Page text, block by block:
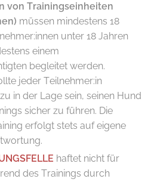
von Trainingseinheiten
müssen mindestens 18
unter 18 Jahren
einem
begleitet werden.
jeder Teilnehmer:in
in der Lage sein, seinen Hund
sicher zu führen. Die
erfolgt stets auf eigene
haftet nicht für
des Trainings durch